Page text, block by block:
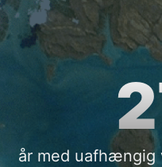
år med uafhængig